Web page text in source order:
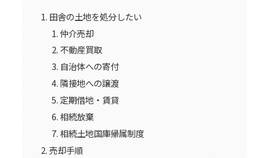
田舎の土地を処分したい
仲介売却
不動産買取
自治体への寄付
隣接地への譲渡
定期借地・賃貸
相続放棄
相続土地国庫帰属制度
売却手順